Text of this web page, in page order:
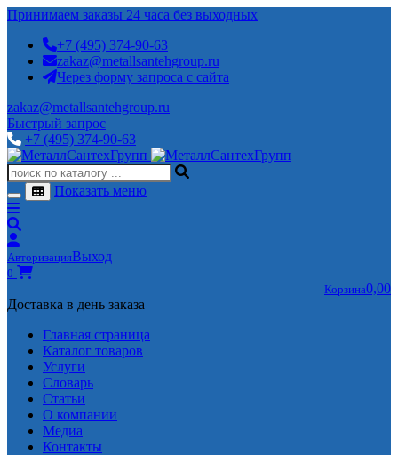
Принимаем заказы 24 часа без выходных
+7 (495) 374-90-63
zakaz@metallsantehgroup.ru
Через форму запроса с сайта
zakaz@metallsantehgroup.ru
Быстрый запрос
+7 (495) 374-90-63
Показать меню
АвторизацияВыход
0
Корзина0,00
Доставка в день заказа
Главная страница
Каталог товаров
Услуги
Словарь
Статьи
О компании
Медиа
Контакты